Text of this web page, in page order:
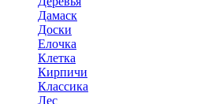
Дамаск
Доски
Елочка
Клетка
Кирпичи
Классика
Лес